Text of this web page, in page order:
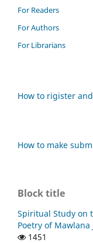
For Readers
For Authors
For Librarians
How to rigister
How to make
Block title
Spiritual Study on
Poetry of
1451